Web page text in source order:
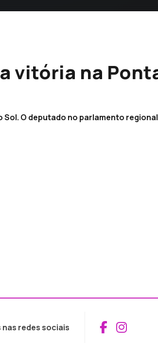
vitória na
Sol. O deputado no parlamento regional
redes sociais Aceder